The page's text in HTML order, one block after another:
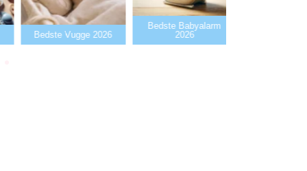
Bedste Vugge 2026
Bedste Babyalarm
2026